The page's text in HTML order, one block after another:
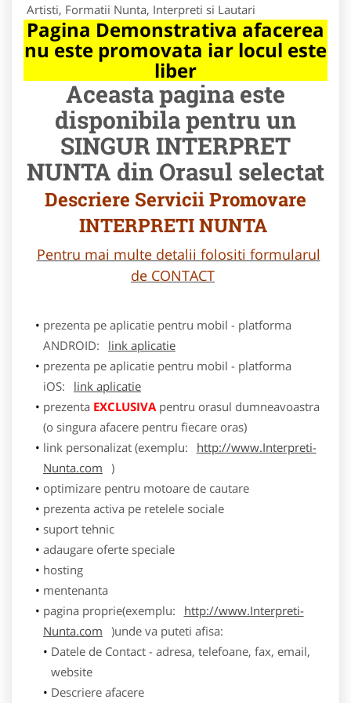
Artisti, Formatii Nunta, Interpreti si Lautari
Pagina Demonstrativa afacerea
nu este promovata iar locul este
liber
Aceasta pagina este
disponibila pentru un
SINGUR INTERPRET
NUNTA din Orasul selectat
Descriere Servicii Promovare
INTERPRETI NUNTA
Pentru mai multe detalii folositi formularul
de CONTACT
prezenta pe aplicatie pentru mobil - platforma
ANDROID:
link aplicatie
prezenta pe aplicatie pentru mobil - platforma
iOS:
link aplicatie
prezenta EXCLUSIVApentru orasul dumneavoastra
(o singura afacere pentru fiecare oras)
link personalizat (exemplu:
http://www.Interpreti-
Nunta.com )
optimizare pentru motoare de cautare
prezenta activa pe retelele sociale
suport tehnic
adaugare oferte speciale
hosting
mentenanta
pagina proprie(exemplu:
http://www.Interpreti-
Nunta.com )unde va puteti afisa:
Datele de Contact - adresa, telefoane, fax, email,
website
Descriere afacere